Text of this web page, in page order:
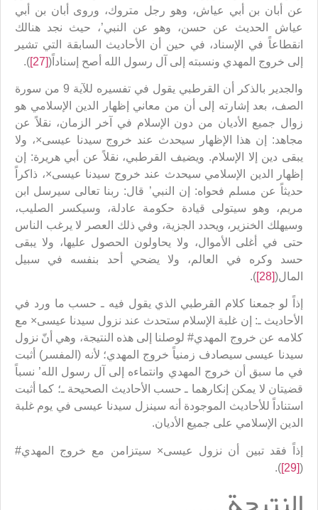
عن أبان بن أبي عياش، وهو رجل متروك، وروى أبان بن أبي
عياش الحديث عن حسن، وهو عن النبي’، حيث نجد هنالك
انقطاعاً في الإسناد، في حين أن الأحاديث السابقة التي تشير
إلى خروج المهدي ونسبته إلى آل رسول الله أصح إسناداً([27]
).
والجدير بالذكر أن القرطبي يقول في تفسيره للآية 9 من سورة
الصف، بعد إشارته إلى أن من معاني إظهار الدين الإسلامي هو
زوال جميع الأديان من دون الإسلام في آخر الزمان، نقلاً عن
مجاهد: إن هذا الإظهار سيحدث عند خروج سيدنا عيسى×، ولا
يبقى دين إلا الإسلام. ويضيف القرطبي، نقلاً عن أبي هريرة: إن
إظهار الدين الإسلامي سيحدث عند خروج سيدنا عيسى×، ذاكراً
حديثاً عن مسلم فحواه: إن النبي’ قال: ربنا تعالى سيرسل ابن
مريم، وهو سيتولى قيادة حكومة عادلة، وسيكسر الصليب،
وسيهلك الخنزير، ويحدد الجزية، وفي ذلك العصر لا يرغب الناس
حتى في أغلى الأموال، ولا يحاولون الحصول عليها، ولا يبقى
حسد وكره في العالم، ولا يضحي أحد بنفسه في سبيل
المال([28]
).
إذاً لو جمعنا كلام القرطبي الذي يقول فيه ـ حسب ما ورد في
الأحاديث ـ: إن غلبة الإسلام ستحدث عند نزول سيدنا عيسى× مع
كلامه عن خروج المهدي# لوصلنا إلى هذه النتيجة، وهي أنّ نزول
سيدنا عيسى سيصادف زمنياً خروج المهدي؛ لأنه (المفسر) أثبت
في ما سبق أن خروج المهدي وانتماءه إلى آل رسول الله’ نسباً
قضيتان لا يمكن إنكارهما ـ حسب الأحاديث الصحيحة ـ؛ كما أثبت
استناداً للأحاديث الموجودة أنه سينزل سيدنا عيسى في يوم غلبة
الدين الإسلامي على جميع الأديان.
إذاً فقد تبين أن نزول عيسى× سيتزامن مع خروج المهدي#
(
[29]
).